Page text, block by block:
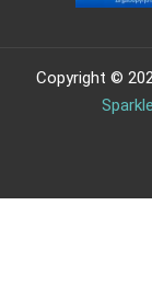
Copyright ©